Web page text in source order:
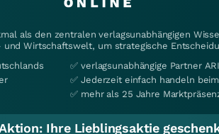
als den zentralen verlagsunabhängigen
und Wirtschaftswelt, um strategische
✅ verlagsunabhängige Partner
✅ Jederzeit einfach handeln
✅ mehr als 25 Jahre
Ihre Lieblingsaktie